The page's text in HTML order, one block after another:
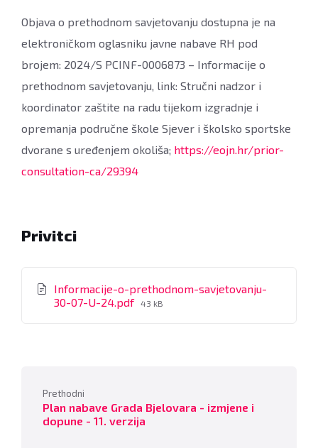
Objava o prethodnom savjetovanju dostupna je na
elektroničkom oglasniku javne nabave RH pod
brojem: 2024/S PCINF-0006873 – Informacije o
prethodnom savjetovanju, link: Stručni nadzor i
koordinator zaštite na radu tijekom izgradnje i
opremanja područne škole Sjever i školsko sportske
dvorane s uređenjem okoliša; https://eojn.hr/prior-
consultation-ca/29394
Privitci
Informacije-o-prethodnom-savjetovanju-
30-07-U-24.pdf File
43 kB
Prethodni
Plan nabave Grada Bjelovara - izmjene i
dopune - 11. verzija